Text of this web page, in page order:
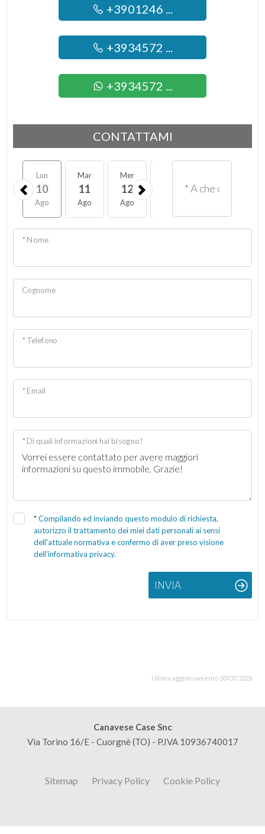
+3901246 ...
+3934572 ...
+3934572 ...
CONTATTAMI
Lun
10
Ago
Mar
11
Ago
Mer
12
Ago
14
* Nome
Cognome
* Telefono
* Email
* Di quali informazioni hai bisogno?
*Compilando ed inviando questo modulo di richiesta,
autorizzo il trattamento dei miei dati personali ai sensi
dell'attuale normativa e confermo di aver preso visione
dell'informativa privacy.
INVIA
Ultimo aggiornamento 30/07/2026
Canavese Case Snc
Via Torino 16/E - Cuorgnè (TO) - P.IVA 10936740017
Sitemap Privacy Policy Cookie Policy